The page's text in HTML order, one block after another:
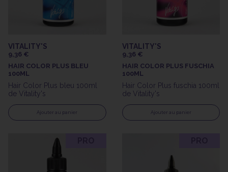
VITALITY'S
9,36 €
HAIR COLOR PLUS BLEU
100ML
Hair Color Plus bleu 100ml
de Vitality's
Ajouter au panier
VITALITY'S
9,36 €
HAIR COLOR PLUS FUSCHIA
100ML
Hair Color Plus fuschia 100ml
de Vitality's
Ajouter au panier